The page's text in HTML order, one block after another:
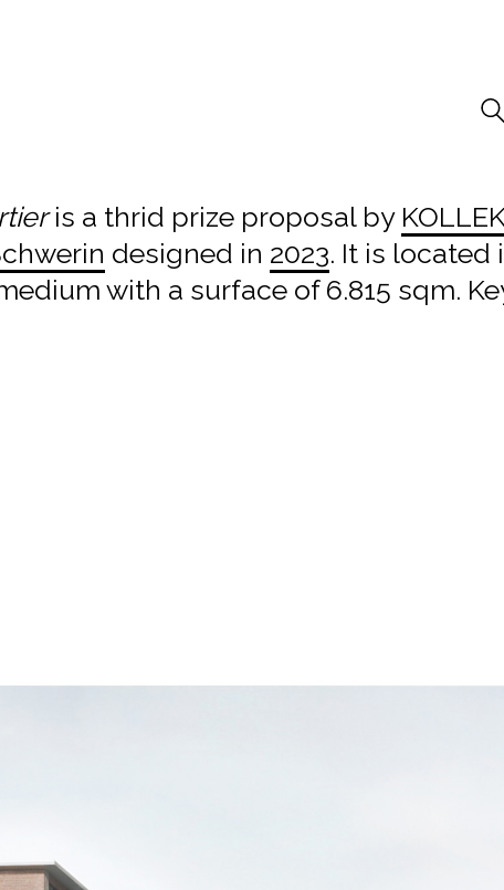
is a thrid prize proposal by
designed in 2023. It is located
with a surface of 6.815 sqm.